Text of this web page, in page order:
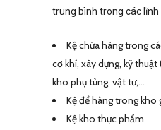
trung bình trong các lĩnh
Kệ chứa hàng trong
cơ khí, xây dựng, kỹ
kho phụ tùng, vật tư,…
Kệ để hàng trong kho
Kệ kho thực phẩm